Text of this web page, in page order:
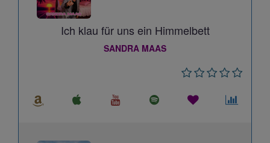
Ich klau für uns ein Himmelbett
SANDRA MAAS